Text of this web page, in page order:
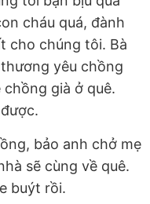
cháu quá, đành
cho chúng tôi. Bà
yêu chồng
già ở quê.
bảo anh chở mẹ
sẽ cùng về quê.
buýt rồi.